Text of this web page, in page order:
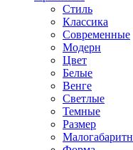
Стиль
Классика
Современные
Модерн
Цвет
Белые
Венге
Светлые
Темные
Размер